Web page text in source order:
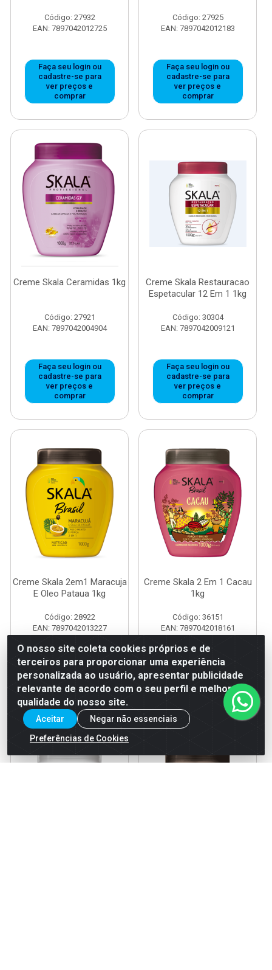
Código: 27932
EAN: 7897042012725
Faça seu login ou
cadastre-se para
ver preços e
comprar
Código: 27925
EAN: 7897042012183
Faça seu login ou
cadastre-se para
ver preços e
comprar
Creme Skala Ceramidas 1kg
Código: 27921
EAN: 7897042004904
Faça seu login ou
cadastre-se para
ver preços e
comprar
Creme Skala Restauracao
Espetacular 12 Em 1 1kg
Código: 30304
EAN: 7897042009121
Faça seu login ou
cadastre-se para
ver preços e
comprar
Creme Skala 2em1 Maracuja
E Oleo Pataua 1kg
Código: 28922
EAN: 7897042013227
Faça seu login ou
cadastre-se para
ver preços e
Creme Skala 2 Em 1 Cacau
1kg
Código: 36151
EAN: 7897042018161
Faça seu login ou
cadastre-se para
ver preços e
O nosso site coleta cookies próprios e de
terceiros para proporcionar uma experiência
personalizada ao usuário, apresentar publicidade
relevante de acordo com o seu perfil e melhorar a
qualidade do nosso site.
Aceitar
Negar não essenciais
Preferências de Cookies